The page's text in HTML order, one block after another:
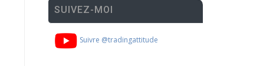
SUIVEZ-MOI
Suivre @tradingattitude